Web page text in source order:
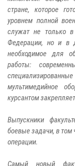
стране, которое
уровнем полной
служат не только в
Федерации, но и в
необходимое для
работы:
мультимедийное
курсантом
Выпускники
боевые задачи, в том
операции.
Самый новый